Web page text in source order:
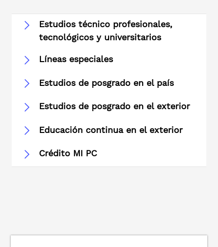
Estudios técnico profesionales,
tecnológicos y universitarios
Líneas especiales
Estudios de posgrado en el país
Estudios de posgrado en el exterior
Educación continua en el exterior
Crédito MI PC